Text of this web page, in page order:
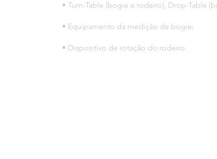
• Turn-Table (bogie e rodeiro), Drop-Table
• Equipamento da medição de bogie;
• Dispositivo de rotação do rodeiro.